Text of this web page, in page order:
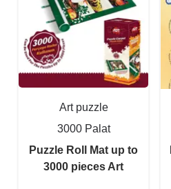
Art puzzle
3000 Palat
Puzzle Roll Mat up to
3000 pieces Art